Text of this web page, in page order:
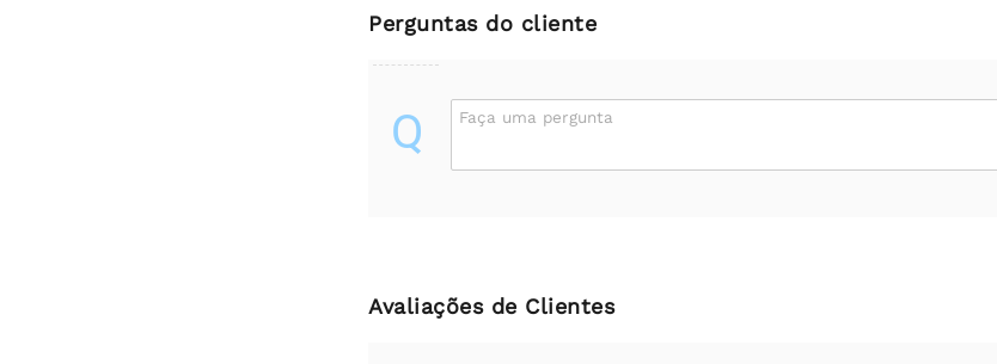
Perguntas do cliente
Q Faça uma pergunta
Avaliações de Clientes